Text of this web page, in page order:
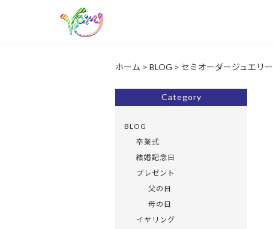
ホーム > BLOG > セミオーダージュエリー
Category
BLOG
卒業式
結婚記念日
プレゼント
父の日
母の日
イヤリング